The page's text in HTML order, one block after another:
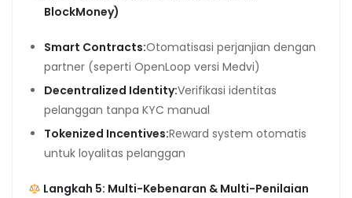
BlockMoney)
Smart Contracts:Otomatisasi perjanjian dengan
partner (seperti OpenLoop versi Medvi)
Decentralized Identity:Verifikasi identitas
pelanggan tanpa KYC manual
Tokenized Incentives:Reward system otomatis
untuk loyalitas pelanggan
Langkah 5: Multi-Kebenaran & Multi-Penilaian